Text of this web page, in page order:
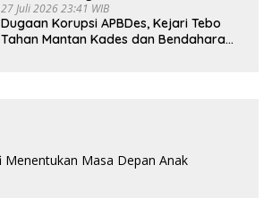
27 Juli 2026 23:41 WIB
Dugaan Korupsi APBDes, Kejari Tebo
Tahan Mantan Kades dan Bendahara